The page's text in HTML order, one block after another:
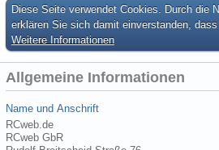
Diese Seite verwendet Cookies. Durch die
erklären Sie sich damit einverstanden,
Weitere Informationen
Allgemeine Informationen
Name und Anschrift
RCweb.de
RCweb GbR